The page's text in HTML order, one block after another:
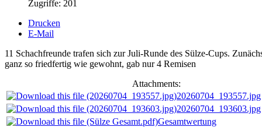
Zugriffe: 201
Drucken
E-Mail
11 Schachfreunde trafen sich zur Juli-Runde des Sülze-Cups.
ganz so friedfertig wie gewohnt, gab nur 4 Remisen
Attachments:
20260704_193557.jpg
20260704_193603.jpg
Gesamtwertung